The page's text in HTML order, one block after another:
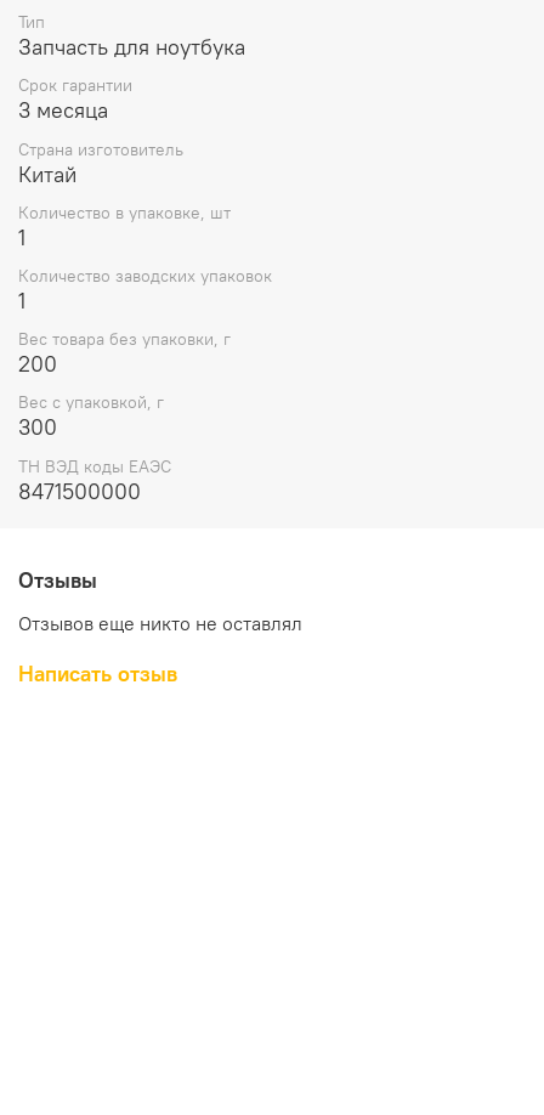
Тип
Запчасть для ноутбука
Срок гарантии
3 месяца
Страна изготовитель
Китай
Количество в упаковке, шт
1
Количество заводских упаковок
1
Вес товара без упаковки, г
200
Вес с упаковкой, г
300
ТН ВЭД коды ЕАЭС
8471500000
Отзывы
Отзывов еще никто не оставлял
Написать отзыв